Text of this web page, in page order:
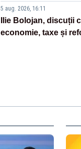
5 aug. 2026, 16:11
Ilie Bolojan, discuții
economie, taxe și